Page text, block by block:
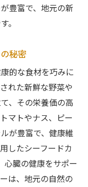
豊富で、地元の新
。
秘密
的な食材を巧みに
れた新鮮な野菜や
、その栄養価の高
マトやナス、ピー
が豊富で、健康維
したシーフードカ
心臓の健康をサポー
は、地元の自然の